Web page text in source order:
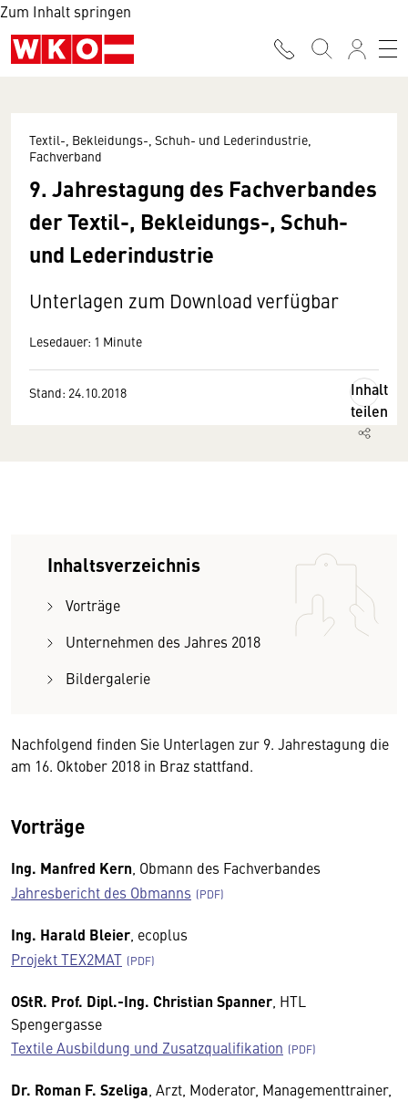
Zum Inhalt springen
Textil-, Bekleidungs-, Schuh- und Lederindustrie,
Fachverband
9. Jahrestagung des Fachverbandes
der Textil-, Bekleidungs-, Schuh-
und Lederindustrie
Unterlagen zum Download verfügbar
Lesedauer: 1 Minute
Stand: 24.10.2018
Inhalt
teilen
Inhaltsverzeichnis
Vorträge
Unternehmen des Jahres 2018
Bildergalerie
Nachfolgend finden Sie Unterlagen zur 9. Jahrestagung die
am 16. Oktober 2018 in Braz stattfand.
Vorträge
Ing. Manfred Kern , Obmann des Fachverbandes
Jahresbericht des Obmanns
Ing. Harald Bleier , ecoplus
Projekt TEX2MAT
OStR. Prof. Dipl.-Ing. Christian Spanner , HTL
Spengergasse
Textile Ausbildung und Zusatzqualifikation
Dr. Roman F. Szeliga , Arzt, Moderator, Managementtrainer,